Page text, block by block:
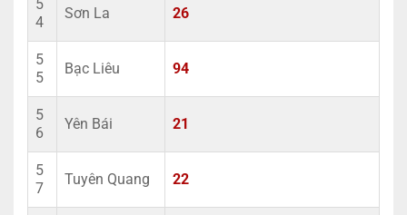
5
4
Sơn La 26
5
5
Bạc Liêu 94
5
6
Yên Bái 21
5
7
Tuyên Quang 22